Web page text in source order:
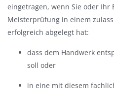
eingetragen, wenn Sie oder Ihr
Meisterprüfung in einem
erfolgreich abgelegt hat:
dass dem Handwerk
soll oder
in eine mit diesem